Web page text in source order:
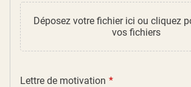
Lettre de motivation